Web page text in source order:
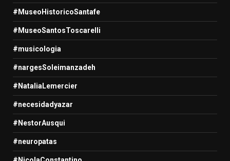
#MuseoHistoricoSantafe
#MuseoSantosToscarelli
#musicologia
#nargesSoleimanzadeh
#NataliaLemercier
#necesidadyazar
#NestorAusqui
#neuropatas